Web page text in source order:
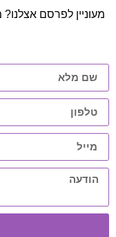
מעוניין לפרסם